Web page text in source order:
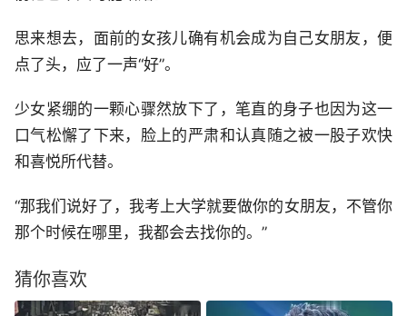
思来想去，面前的女孩儿确有机会成为自己女朋友，便
点了头，应了一声“好”。
少女紧绷的一颗心骤然放下了，笔直的身子也因为这一
口气松懈了下来，脸上的严肃和认真随之被一股子欢快
和喜悦所代替。
“那我们说好了，我考上大学就要做你的女朋友，不管你
那个时候在哪里，我都会去找你的。”
猜你喜欢